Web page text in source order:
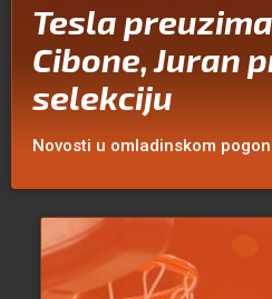
Tesla
Cibone, Juran
selekciju
Novosti u omladinskom